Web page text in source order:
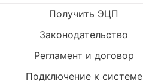
Получить ЭЦП
Законодательство
Регламент и договор
Подключение к системе